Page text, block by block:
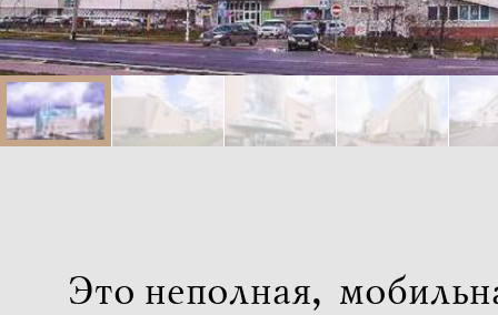
Это неполная,